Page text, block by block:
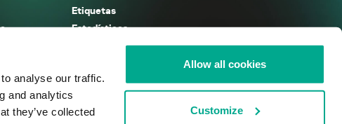
analyse our traffic.
and analytics
they’ve collected
Allow all cookies
Customize
Etiquetas
Estadísticas
Enciclopedia
KSB 2025